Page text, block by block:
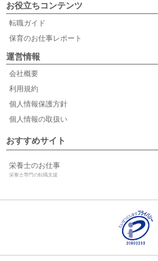
お役立ちコンテンツ
転職ガイド
保育のお仕事レポート
運営情報
会社概要
利用規約
個人情報保護方針
個人情報の取扱い
おすすめサイト
栄養士のお仕事
栄養士専門の転職支援